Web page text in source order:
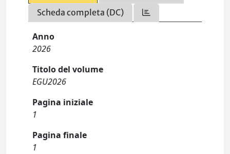
Scheda completa (DC)
Anno
2026
Titolo del volume
EGU2026
Pagina iniziale
1
Pagina finale
1